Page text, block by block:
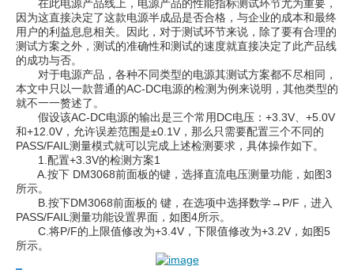
在此电源产品线上，电源产品的性能指标测试环节尤为重要，
因为这直接决定了这款电源半成品是否合格，与企业的成本和最终
用户的利益息息相关。因此，对于测试环节来说，除了要有合理的
测试方案之外，测试的准确性和测试的速度就直接决定了此产品线
的成功与否。
对于电源产品，各种不同类型的电源其测试方案都不尽相同，
本文中只以一款普通的AC-DC电源的检测为例来说明，其他类型的
就不一一赘述了。
假设该AC-DC电源的输出是三个常用DC电压：+3.3V、+5.0V
和+12.0V，允许误差范围是±0.1V，那么只需要配置三个不同的
PASS/FAIL测量模式就可以完成上述检测要求，具体操作如下。
1.配置+3.3V的检测方案1
A.按下 DM3068前面板的键，选择直流电压测量功能，如图3
所示。
B.按下DM3068前面板的 键，在选项中选择数学→P/F，进入
PASS/FAIL测量功能设置界面，如图4所示。
C.将P/F的上限值修改为+3.4V，下限值修改为+3.2V，如图5
所示。